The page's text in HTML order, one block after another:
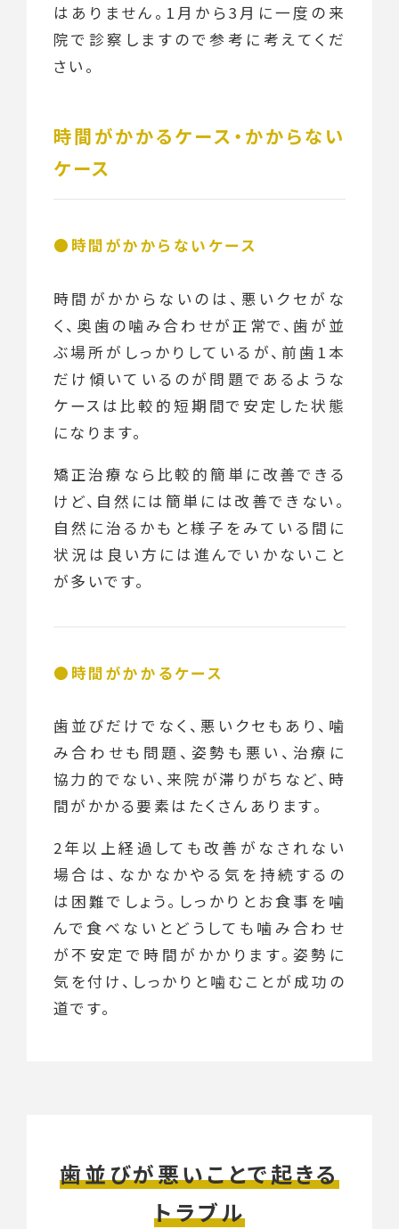
はありません。1月から3月に一度の来
院で診察しますので参考に考えてくだ
さい。
時間がかかるケース・かからない
ケース
時間がかからないケース
時間がかからないのは、悪いクセがな
く、奥歯の噛み合わせが正常で、歯が並
ぶ場所がしっかりしているが、前歯1本
だけ傾いているのが問題であるような
ケースは比較的短期間で安定した状態
になります。
矯正治療なら比較的簡単に改善できる
けど、自然には簡単には改善できない。
自然に治るかもと様子をみている間に
状況は良い方には進んでいかないこと
が多いです。
時間がかかるケース
歯並びだけでなく、悪いクセもあり、噛
み合わせも問題、姿勢も悪い、治療に
協力的でない、来院が滞りがちなど、時
間がかかる要素はたくさんあります。
2年以上経過しても改善がなされない
場合は、なかなかやる気を持続するの
は困難でしょう。しっかりとお食事を噛
んで食べないとどうしても噛み合わせ
が不安定で時間がかかります。姿勢に
気を付け、しっかりと噛むことが成功の
道です。
歯並びが悪いことで起きる
トラブル